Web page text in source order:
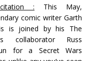
: This May,
comic writer Garth
is joined by his The
collaborator Russ
for a Secret Wars